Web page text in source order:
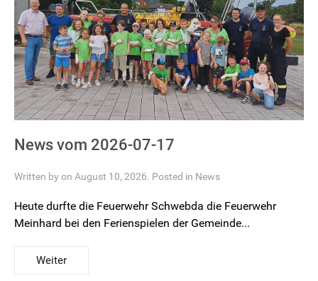
News vom 2026-07-17
Written by on August 10, 2026. Posted in News
Heute durfte die Feuerwehr Schwebda die Feuerwehr
Meinhard bei den Ferienspielen der Gemeinde...
Weiter